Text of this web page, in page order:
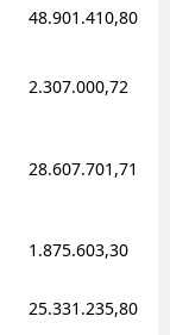
48.901.410,80
2.307.000,72
28.607.701,71
1.875.603,30
25.331.235,80